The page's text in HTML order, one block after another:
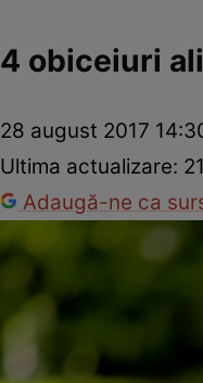
4 obiceiuri
28 august 2017
Ultima actualizare:
Adaugă-ne ca